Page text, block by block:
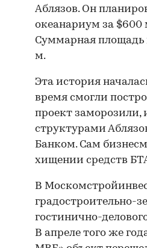
Аблязов. Он
океанариум за
Суммарная площадь
м.
Эта история
время смогли
проект заморозили,
структурами
Банком. Сам
хищении средств
В
градостроительно-
гостинично-
В апреле того же